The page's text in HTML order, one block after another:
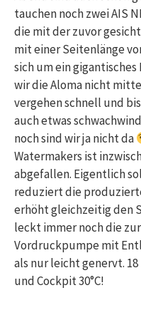
tauchen noch zwei AIS
die mit der zuvor
mit einer Seitenlänge
sich um ein
wir die Aloma nicht
vergehen schnell und
auch etwas
noch sind wir ja nicht da
Watermakers ist
abgefallen. Eigentlich
reduziert die
erhöht gleichzeitig den
leckt immer noch die
Vordruckpumpe mit
als nur leicht genervt.
und Cockpit 30°C!